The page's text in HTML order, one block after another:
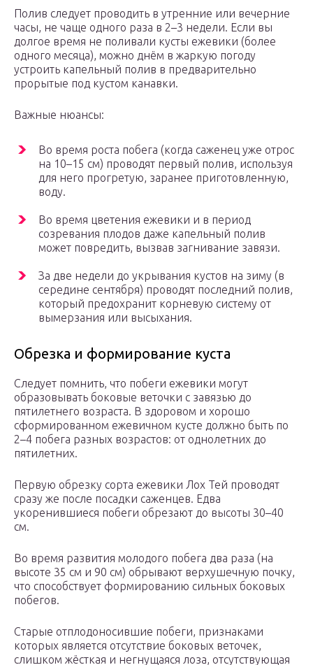
Полив следует проводить в утренние или вечерние
часы, не чаще одного раза в 2–3 недели. Если вы
долгое время не поливали кусты ежевики (более
одного месяца), можно днём в жаркую погоду
устроить капельный полив в предварительно
прорытые под кустом канавки.
Важные нюансы:
Во время роста побега (когда саженец уже отрос
на 10–15 см) проводят первый полив, используя
для него прогретую, заранее приготовленную,
воду.
Во время цветения ежевики и в период
созревания плодов даже капельный полив
может повредить, вызвав загнивание завязи.
За две недели до укрывания кустов на зиму (в
середине сентября) проводят последний полив,
который предохранит корневую систему от
вымерзания или высыхания.
Обрезка и формирование куста
Следует помнить, что побеги ежевики могут
образовывать боковые веточки с завязью до
пятилетнего возраста. В здоровом и хорошо
сформированном ежевичном кусте должно быть по
2–4 побега разных возрастов: от однолетних до
пятилетних.
Первую обрезку сорта ежевики Лох Тей проводят
сразу же после посадки саженцев. Едва
укоренившиеся побеги обрезают до высоты 30–40
см.
Во время развития молодого побега два раза (на
высоте 35 см и 90 см) обрывают верхушечную почку,
что способствует формированию сильных боковых
побегов.
Старые отплодоносившие побеги, признаками
которых является отсутствие боковых веточек,
слишком жёсткая и негнущаяся лоза, отсутствующая